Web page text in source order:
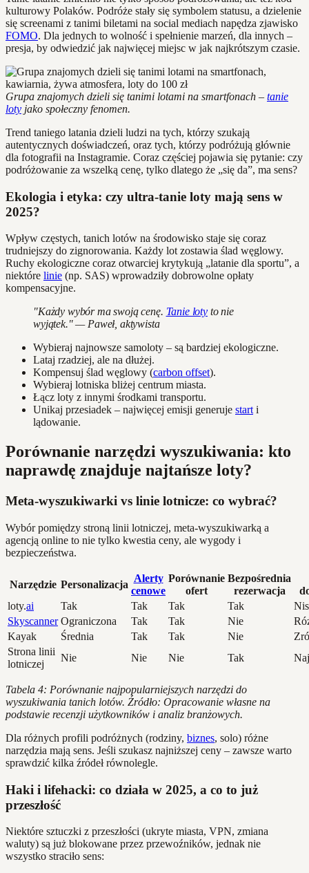
kulturowy Polaków. Podróże stały się symbolem statusu, a dzielenie
się screenami z tanimi biletami na social mediach napędza zjawisko
FOMO. Dla jednych to wolność i spełnienie marzeń, dla innych –
presja, by odwiedzić jak najwięcej miejsc w jak najkrótszym czasie.
Grupa znajomych dzieli się tanimi lotami na smartfonach – tanie
loty jako społeczny fenomen.
Trend taniego latania dzieli ludzi na tych, którzy szukają
autentycznych doświadczeń, oraz tych, którzy podróżują głównie
dla fotografii na Instagramie. Coraz częściej pojawia się pytanie: czy
podróżowanie za wszelką cenę, tylko dlatego że „się da”, ma sens?
Ekologia i etyka: czy ultra-tanie loty mają sens w
2025?
Wpływ częstych, tanich lotów na środowisko staje się coraz
trudniejszy do zignorowania. Każdy lot zostawia ślad węglowy.
Ruchy ekologiczne coraz otwarciej krytykują „latanie dla sportu”, a
niektóre linie (np. SAS) wprowadziły dobrowolne opłaty
kompensacyjne.
"Każdy wybór ma swoją cenę. Tanie lotyto nie
wyjątek." — Paweł, aktywista
Wybieraj najnowsze samoloty – są bardziej ekologiczne.
Lataj rzadziej, ale na dłużej.
Kompensuj ślad węglowy (carbon offset).
Wybieraj lotniska bliżej centrum miasta.
Łącz loty z innymi środkami transportu.
Unikaj przesiadek – najwięcej emisji generuje starti
lądowanie.
Porównanie narzędzi wyszukiwania: kto
naprawdę znajduje najtańsze loty?
Meta-wyszukiwarki vs linie lotnicze: co wybrać?
Wybór pomiędzy stroną linii lotniczej, meta-wyszukiwarką a
agencją online to nie tylko kwestia ceny, ale wygody i
bezpieczeństwa.
Narzędzie Personalizacja
Alerty
cenowe
Porównanie
ofert
Bezpośrednia
rezerwacja
loty.ai Tak Tak Tak Tak
Skyscanner Ograniczona Tak Tak Nie
Kayak
Średnia Tak Tak Nie
Strona linii
lotniczej
Nie Nie Nie Tak
Tabela 4: Porównanie najpopularniejszych narzędzi do
wyszukiwania tanich lotów. Źródło: Opracowanie własne na
podstawie recenzji użytkowników i analiz branżowych.
Dla różnych profili podróżnych (rodziny, biznes, solo) różne
narzędzia mają sens. Jeśli szukasz najniższej ceny – zawsze warto
sprawdzić kilka źródeł równolegle.
Haki i lifehacki: co działa w 2025, a co to już
przeszłość
Niektóre sztuczki z przeszłości (ukryte miasta, VPN, zmiana
waluty) są już blokowane przez przewoźników, jednak nie
wszystko straciło sens: